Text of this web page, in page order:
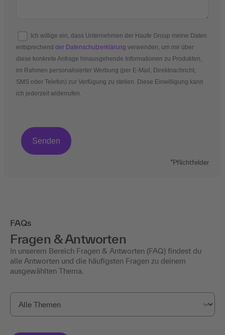
Ich willige ein, dass Unternehmen der Haufe Group meine Daten
entsprechend der Datenschutzerklärung verwenden, um mir über
diese konkrete Anfrage hinausgehende Informationen zu Produkten,
im Rahmen personalisierter Werbung (per E-Mail, Direktnachricht,
SMS oder Telefon) zur Verfügung zu stellen. Diese Einwilligung kann
ich jederzeit widerrufen.
*Pflichtfelder
FAQs
Fragen & Antworten
In unserem Bereich Fragen & Antworten (FAQ) findest du
alle Antworten und die häufigsten Fragen zu deinem
ausgewählten Thema.